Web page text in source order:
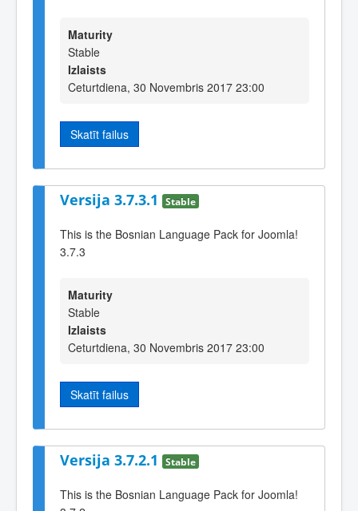
Maturity
Stable
Izlaists
Ceturtdiena, 30 Novembris 2017 23:00
Skatīt failus
Versija 3.7.3.1 Stable
This is the Bosnian Language Pack for Joomla!
3.7.3
Maturity
Stable
Izlaists
Ceturtdiena, 30 Novembris 2017 23:00
Skatīt failus
Versija 3.7.2.1 Stable
This is the Bosnian Language Pack for Joomla!